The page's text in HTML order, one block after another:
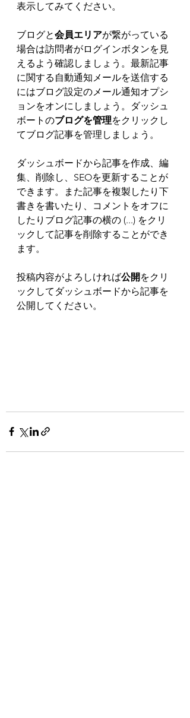
表示してみてください。
ブログと会員エリアが繋がっている
場合は訪問者がログインボタンを見
えるよう確認しましょう。最新記事
に関する自動通知メールを送信する
にはブログ設定のメール通知オプシ
ョンをオンにしましょう。ダッシュ
ボートのブログを管理をクリックし
てブログ記事を管理しましょう。
ダッシュボードから記事を作成、編
集、削除し、SEOを更新することが
できます。また記事を複製したり下
書きを書いたり、コメントをオフに
したりブログ記事の横の (...) をクリ
ックして記事を削除することができ
ます。
投稿内容がよろしければ公開 をクリ
ックしてダッシュボードから記事を
公開してください。